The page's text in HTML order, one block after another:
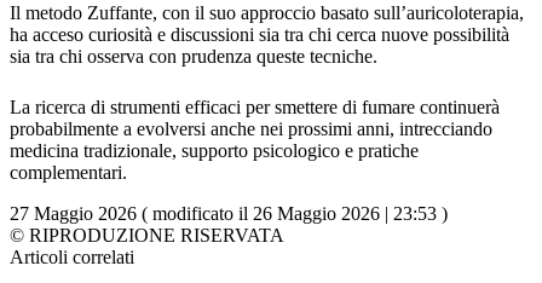
Il metodo Zuffante, con il suo approccio basato sull’auricoloterapia,
ha acceso curiosità e discussioni sia tra chi cerca nuove possibilità
sia tra chi osserva con prudenza queste tecniche.
La ricerca di strumenti efficaci per smettere di fumare continuerà
probabilmente a evolversi anche nei prossimi anni, intrecciando
medicina tradizionale, supporto psicologico e pratiche
complementari.
27 Maggio 2026 ( modificato il 26 Maggio 2026 | 23:53 )
© RIPRODUZIONE RISERVATA
Articoli correlati